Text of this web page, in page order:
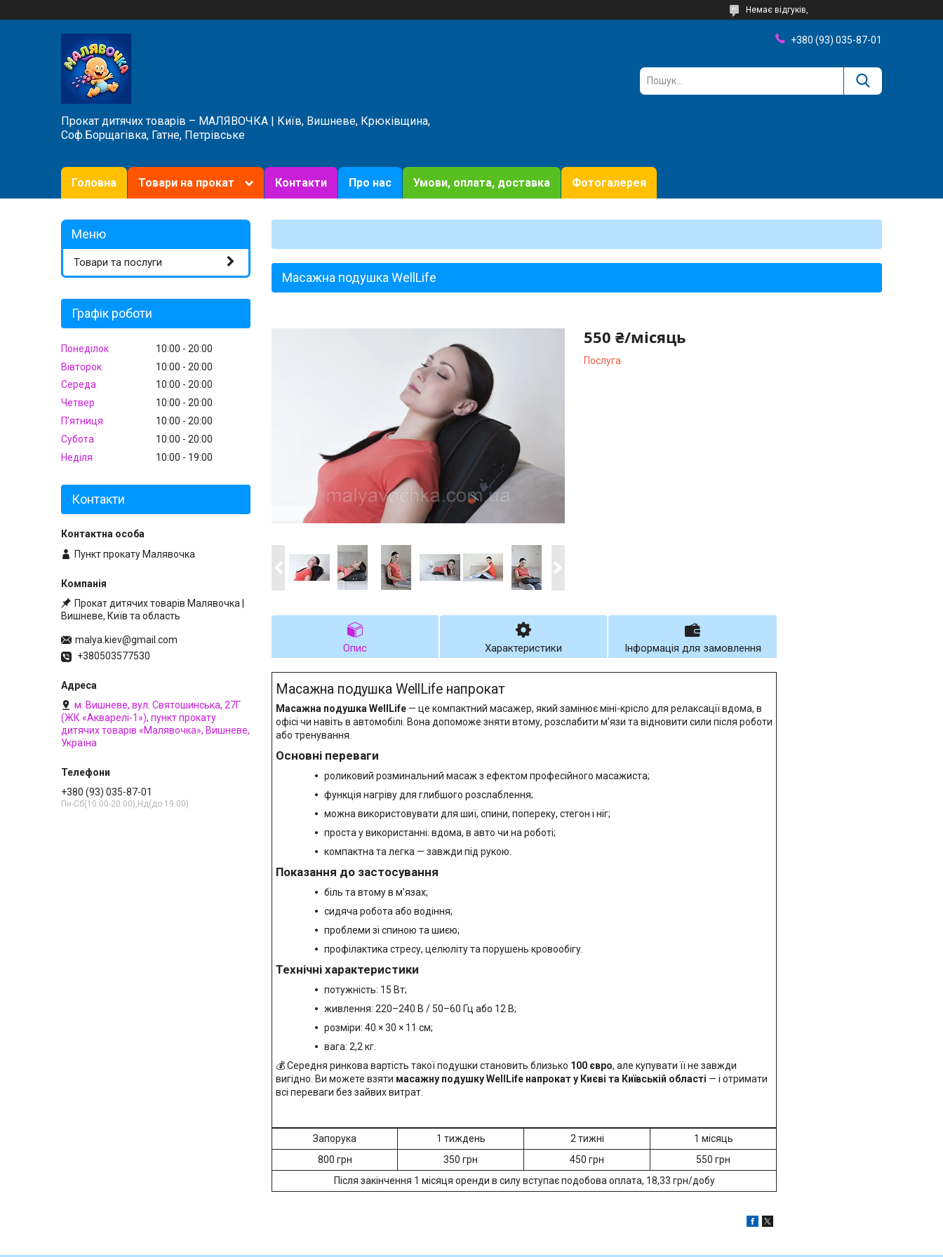
Немає відгуків,
Прокат дитячих товарів – МАЛЯВОЧКА | Київ, Вишневе, Крюківщина,
Соф.Борщагівка, Гатне, Петрівське
+380 (93) 035-87-01
Головна Товари на прокат Контакти Про нас Умови, оплата, доставка Фотогалерея
Масажна подушка WellLife
550 ₴/місяць
Послуга
Опис Характеристики Інформація для замовлення
Масажна подушка WellLife напрокат
Масажна подушка WellLife — це компактний масажер, який замінює міні-крісло для релаксації вдома, в
офісі чи навіть в автомобілі. Вона допоможе зняти втому, розслабити м’язи та відновити сили після роботи
або тренування.
Основні переваги
роликовий розминальний масаж з ефектом професійного масажиста;
функція нагріву для глибшого розслаблення;
можна використовувати для шиї, спини, попереку, стегон і ніг;
проста у використанні: вдома, в авто чи на роботі;
компактна та легка — завжди під рукою.
Показання до застосування
біль та втому в м’язах;
сидяча робота або водіння;
проблеми зі спиною та шиєю;
профілактика стресу, целюліту та порушень кровообігу.
Технічні характеристики
потужність: 15 Вт;
живлення: 220–240 В / 50–60 Гц або 12 В;
розміри: 40 × 30 × 11 см;
вага: 2,2 кг.
💰 Середня ринкова вартість такої подушки становить близько 100 євро, але купувати її не завжди
вигідно. Ви можете взяти масажну подушку WellLife напрокат у Києві та Київській області — і отримати
всі переваги без зайвих витрат.
Запорука 1 тиждень 2 тижні
1 місяць
800 грн
350 грн 450 грн
550 грн
Після закінчення 1 місяця оренди в силу вступає подобова оплата, 18,33 грн/добу
Товари та послуги
Графік роботи
Понеділок 10:00
20:00
Вівторок
10:00
20:00
Середа
10:00
20:00
Четвер
10:00
20:00
Пʼятниця
10:00
20:00
Субота
10:00
20:00
Неділя
10:00 19:00
Контакти
Пункт прокату Малявочка
Прокат дитячих товарів Малявочка |
Вишневе, Київ та область
malya.kiev@gmail.com
+380503577530
м. Вишневе, вул. Святошинська, 27Г
(ЖК «Акварелі-1»), пункт прокату
дитячих товарів «Малявочка», Вишневе,
Україна
+380 (93) 035-87-01
Пн-Сб(10:00-20:00),Нд(до 19:00)